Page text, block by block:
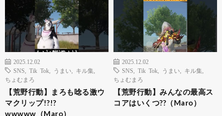
2025.12.02
SNS
Tik Tok うまい キル集
ちょむまろ
【荒野行動】まろも唸る激ウ
マクリップ!?!?
wwwww（Maro）
2025.12.02
SNS
Tik Tok うまい キル集
ちょむまろ
【荒野行動】みんなの最高ス
コアはいくつ??（Maro）